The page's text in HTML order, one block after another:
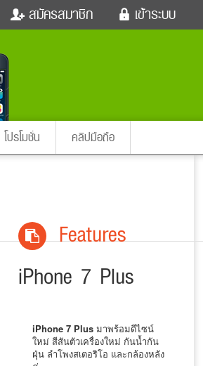
เข้าระบบ
สมัครสมาชิก
ตรวจหวย
instagram ดารา
อินสตาแกรม
Email
เข้าระบบด้วย Facebook
โปรโมชั่น คลิปมือถือ
Features
iPhone 7 Plus
iPhone 7 Plus มาพร้อมดีไซน์
ใหม่ สีสันตัวเครื่องใหม่ กันน้ำกัน
ฝุ่น ลำโพงสเตอริโอ และกล้องหลัง